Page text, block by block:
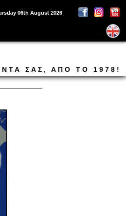
06th August 2026
ΣΑΣ, ΑΠΟ ΤΟ 1978!